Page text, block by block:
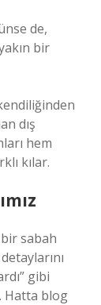
de,
bir
dış
hem
kılar.
bir sabah
gibi
Hatta blog